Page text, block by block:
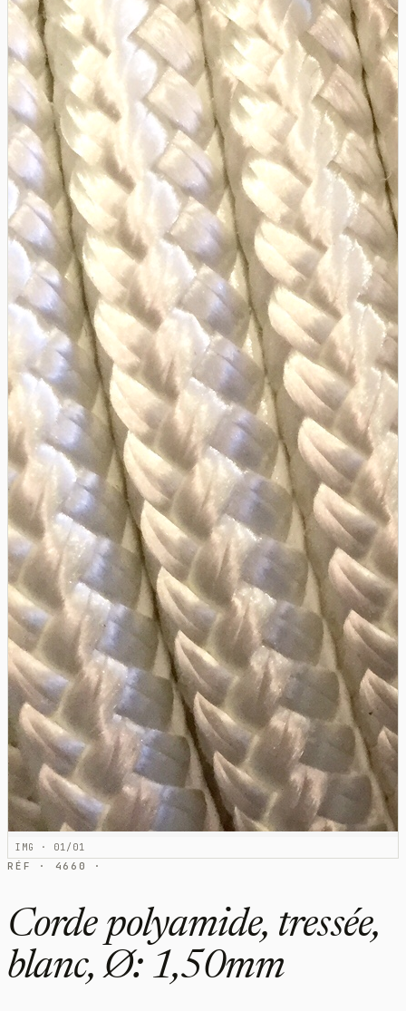
IMG · 01/01
RÉF · 4660 ·
Corde polyamide, tressée,
blanc, Ø: 1,50mm